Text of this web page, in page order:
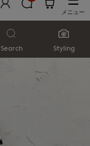
メニュー
Search Styling